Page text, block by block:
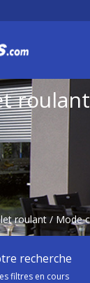
roulant / Mode
recherche
filtres en cours